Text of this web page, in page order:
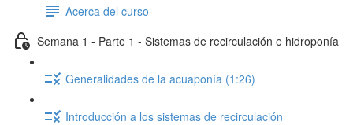
Acerca del curso
Semana 1 - Parte 1 - Sistemas de recirculación e hidroponía
Generalidades de la acuaponía (1:26)
Introducción a los sistemas de recirculación